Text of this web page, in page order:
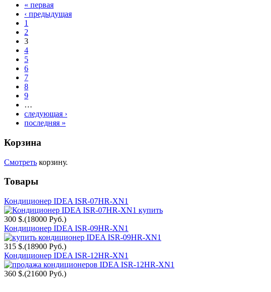
« первая
‹ предыдущая
1
2
3
4
5
6
7
8
9
…
следующая ›
последняя »
Корзина
Смотреть корзину.
Товары
Кондиционер IDEA ISR-07HR-XN1
300 $.(18000 Руб.)
Кондиционер IDEA ISR-09HR-XN1
315 $.(18900 Руб.)
Кондиционер IDEA ISR-12HR-XN1
360 $.(21600 Руб.)